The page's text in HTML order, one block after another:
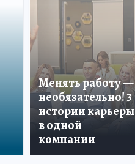
Менять работу —
необязательно! 3
истории карьеры
в одной
компании